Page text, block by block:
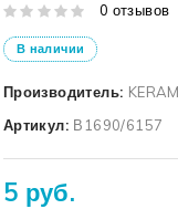
0 отзывов
В наличии
Производитель:
Артикул: В1690/6157
5 руб.